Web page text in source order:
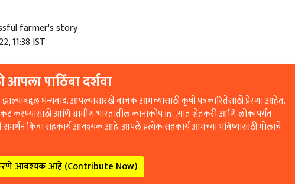
farmer's story
11:38 IST
आपला पाठिंबा दर्शवा
धन्यवाद. आपल्यासारखे वाचक आमच्यासाठी कृषी पत्रकारितेसाठी प्रेरणा आहेत.
करण्यासाठी आणि ग्रामीण भारतातील कानाकोप in्यात शेतकरी आणि लोकांपर्यंत
समर्थन किंवा सहकार्य आवश्यक आहे. आपले प्रत्येक सहकार्य आमच्या भविष्यासाठी मोलाचे
आवश्यक आहे (Contribute Now)